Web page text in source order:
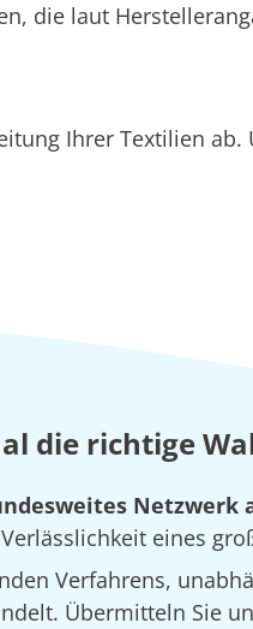
die laut
Ihrer Textilien ab.
die richtige
Netzwerk
eines
Verfahrens,
Übermitteln Sie